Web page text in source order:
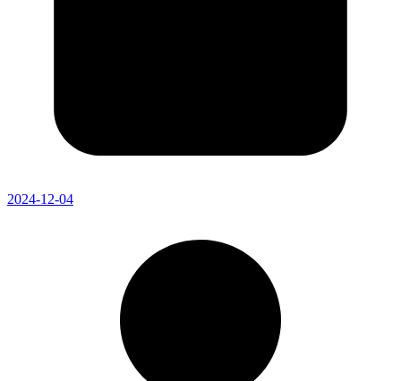
2024-12-04